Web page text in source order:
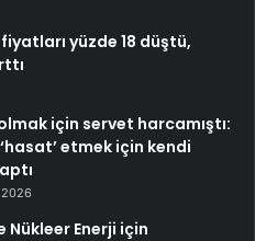
yüzde 18 düştü,
için servet harcamıştı:
etmek için kendi
Nükleer Enerji için